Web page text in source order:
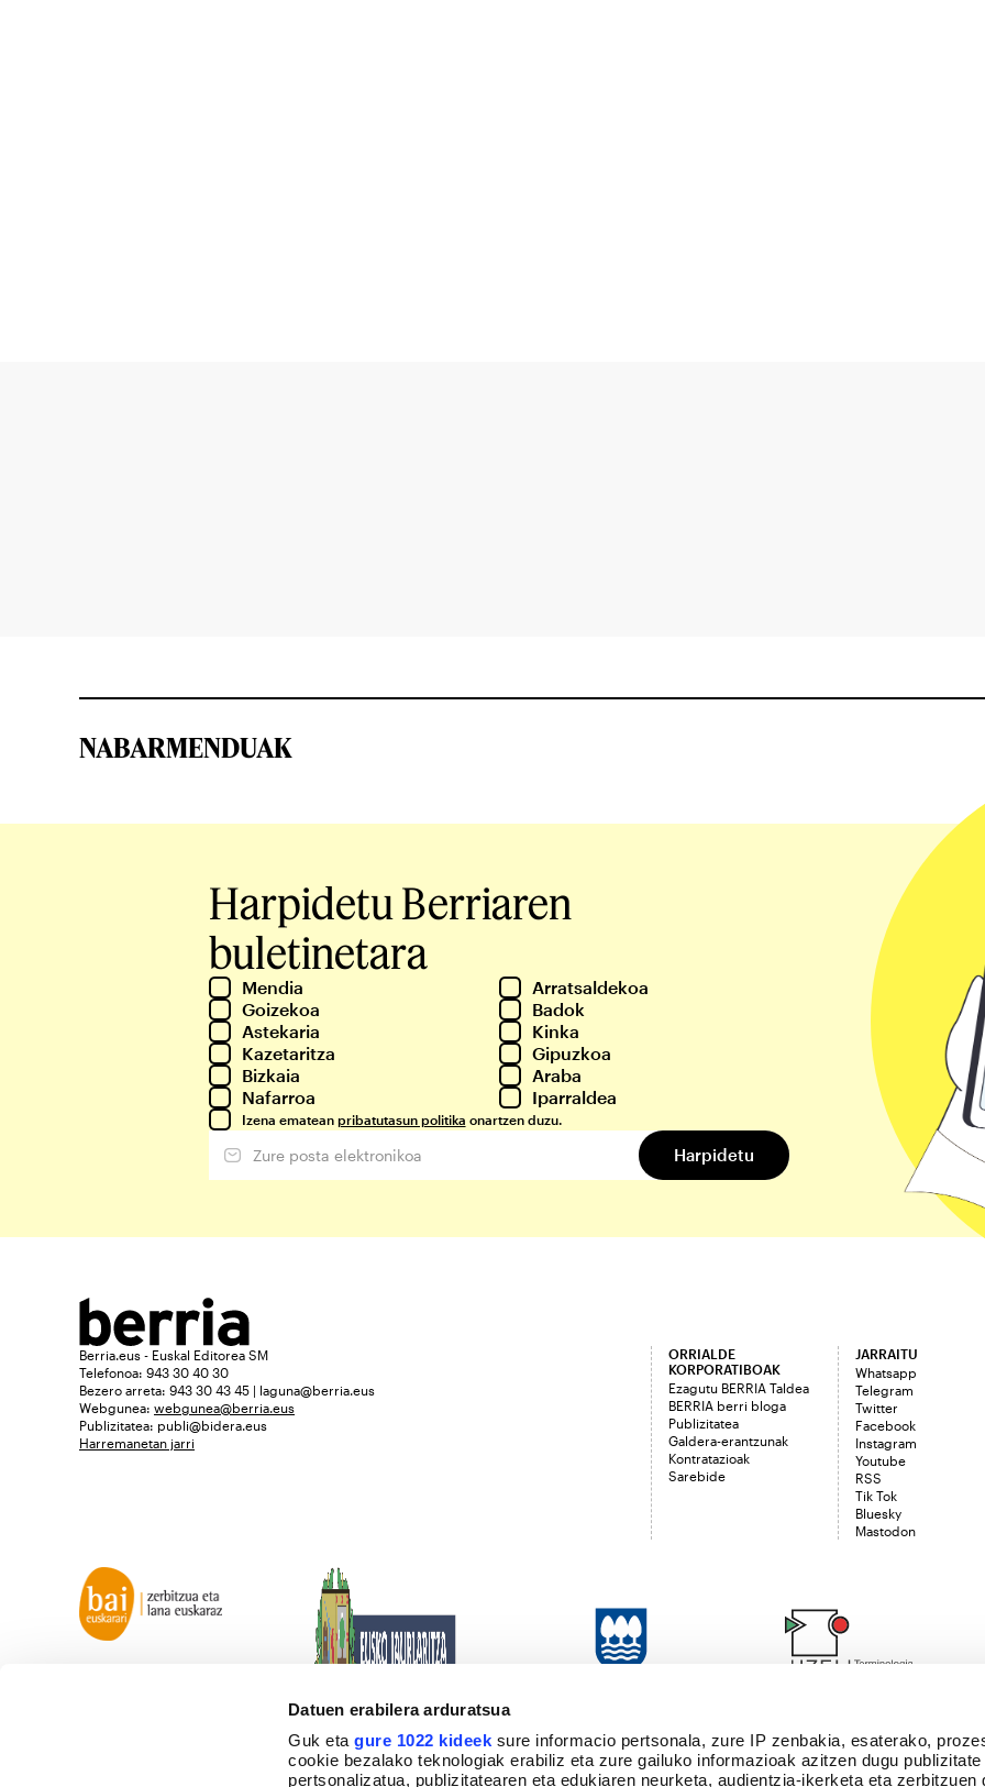
Datuen erabilera arduratsua
Guk etagure 1022 kideek sure informacio pertsonala, zure IP zenbakia, esaterako,
cookie bezalako teknologiak erabiliz eta zure gailuko informazioak azitzen dugu
pertsonalizatua, publizitatearen eta edukiaren neurketa, audientzia-ikerketa eta zerbitzuen
NABARMENDUAK
Harpidetu Berriaren
buletinetara
Mendia
Arratsaldekoa
Goizekoa
Badok
Astekaria
Kinka
Kazetaritza
Gipuzkoa
Bizkaia
Araba
Nafarroa
Iparraldea
Izena ematean pribatutasun politika onartzen duzu.
Berria.eus - Euskal Editorea SM
Telefonoa: 943 30 40 30
Bezero arreta: 943 30 43 45 | laguna@berria.eus
Webgunea: webgunea@berria.eus
Publizitatea: publi@bidera.eus
Harremanetan jarri
ORRIALDE
KORPORATIBOAK
Ezagutu BERRIA Taldea
BERRIA berri bloga
Publizitatea
Galdera-erantzunak
Kontratazioak
Sarebide
JARRAITU
Whatsapp
Telegram
Twitter
Facebook
Instagram
Youtube
RSS
Tik Tok
Bluesky
Mastodon